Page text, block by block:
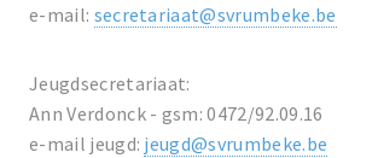
e-mail: secretariaat@svrumbeke.be
Jeugdsecretariaat:
Ann Verdonck - gsm: 0472/92.09.16
e-mail jeugd: jeugd@svrumbeke.be